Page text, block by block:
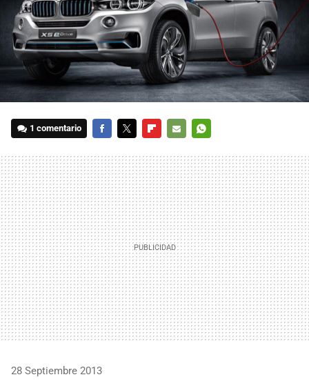
1 comentario
MAIL
28 Septiembre 2013